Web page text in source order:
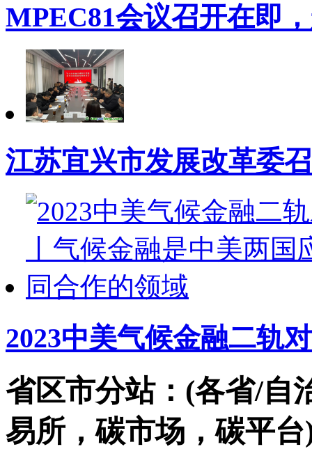
MPEC81会议召开在即
江苏宜兴市发展改革委
2023中美气候金融二轨
省区市分站：(各省/自
易所，碳市场，碳平台